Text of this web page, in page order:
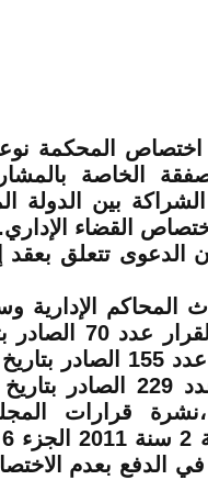
اختصاص المحكمة
الخاصة
بين الدولة
القضاء الإداري.
تتعلق بعقد
قانون إحداث المحاكم
الملف عدد 175-4-1-2010 ،نشرة
الدفع بعدم